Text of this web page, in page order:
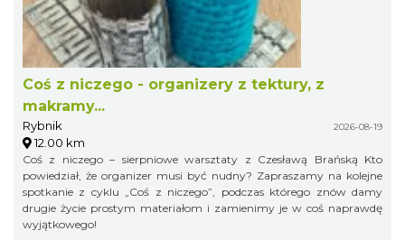
Coś z niczego - organizery z tektury, z
makramy...
Rybnik 2026-08-19
12.00 km
Coś z niczego – sierpniowe warsztaty z Czesławą Brańską Kto
powiedział, że organizer musi być nudny? Zapraszamy na kolejne
spotkanie z cyklu „Coś z niczego”, podczas którego znów damy
drugie życie prostym materiałom i zamienimy je w coś naprawdę
wyjątkowego!